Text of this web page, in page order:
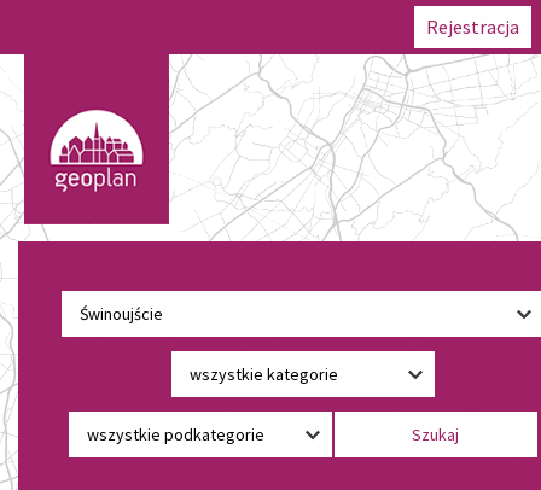
Rejestracja